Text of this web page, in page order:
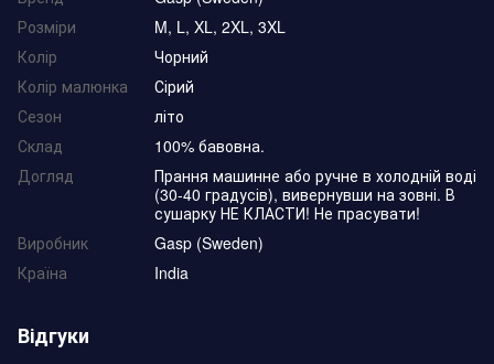
Розміри
M, L, XL, 2XL, 3XL
Колір
Чорний
Колір малюнка
Сірий
Сезон
літо
Склад
100% бавовна.
Догляд
Прання машинне або ручне в холодній воді
(30-40 градусів), вивернувши на зовні. В
сушарку НЕ КЛАСТИ! Не прасувати!
Виробник
Gasp (Sweden)
Країна
India
Відгуки